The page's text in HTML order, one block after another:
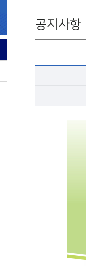
국
회
최신
공지사항